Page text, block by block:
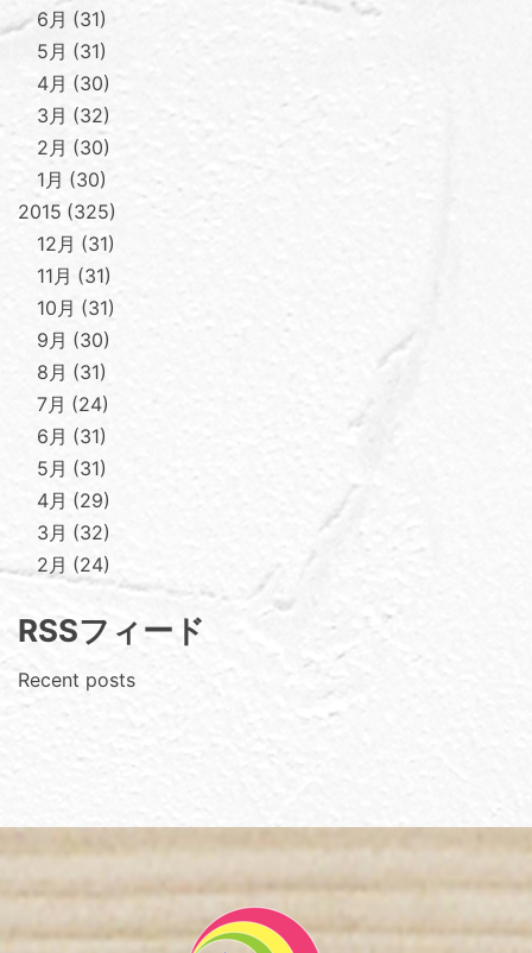
6月
31
5月
31
4月
30
3月
32
2月
30
1月
30
2015 325
12月
31
11月
31
10月
31
9月
30
8月
31
7月
24
6月
31
5月
31
4月
29
3月
32
2月
24
RSSフィード
Recent posts
Footer